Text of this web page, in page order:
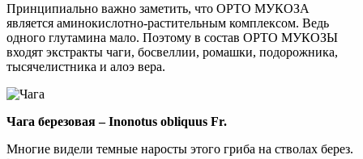
Принципиально важно заметить, что ОРТО МУКОЗА
является аминокислотно-растительным комплексом. Ведь
одного глутамина мало. Поэтому в состав ОРТО МУКОЗЫ
входят экстракты чаги, босвеллии, ромашки, подорожника,
тысячелистника и алоэ вера.
Чага березовая – Inonotus obliquus Fr.
Многие видели темные наросты этого гриба на стволах берез.